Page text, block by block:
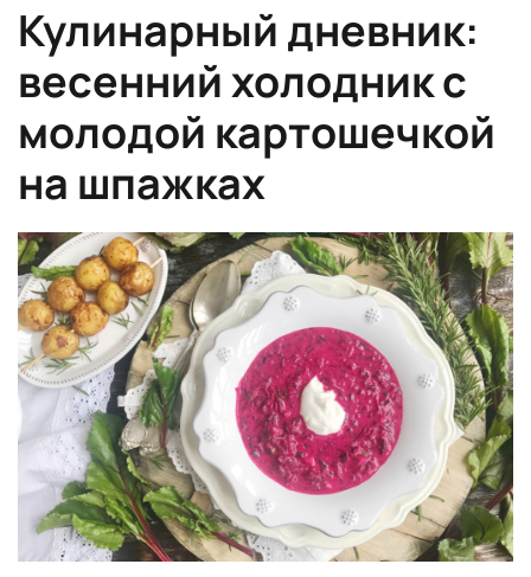
Кулинарный дневник:
весенний холодник с
молодой картошечкой
на шпажках